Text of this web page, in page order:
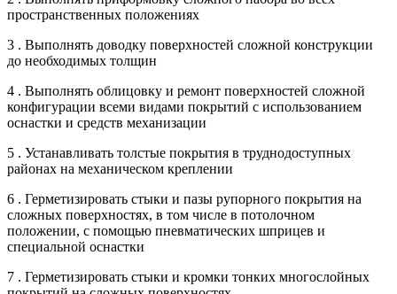
пространственных положениях
3 . Выполнять доводку поверхностей сложной конструкции
до необходимых толщин
4 . Выполнять облицовку и ремонт поверхностей сложной
конфигурации всеми видами покрытий с использованием
оснастки и средств механизации
5 . Устанавливать толстые покрытия в труднодоступных
районах на механическом креплении
6 . Герметизировать стыки и пазы рупорного покрытия на
сложных поверхностях, в том числе в потолочном
положении, с помощью пневматических шприцев и
специальной оснастки
7 . Герметизировать стыки и кромки тонких многослойных